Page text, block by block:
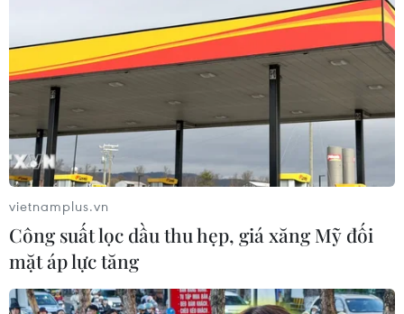
Chứng khoán Mỹ đi lên sau khi EC cam kết
viện trợ cho Afghanistan
16/09/2021 03:01
Phiên 15/9, chỉ số công nghiệp Dow Jones tăng 0,7%
lên 34.814,39 điểm còn chỉ số tổng hợp S&P 500 tăng
vietnamplus.vn
Công suất lọc dầu thu hẹp, giá xăng Mỹ đối
mặt áp lực tăng